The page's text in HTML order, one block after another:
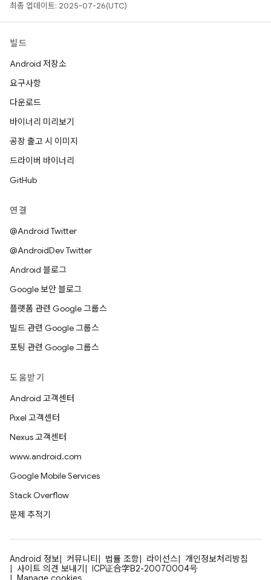
최종 업데이트: 2025-07-26(UTC)
빌드
Android 저장소
요구사항
다운로드
바이너리 미리보기
공장 출고 시 이미지
드라이버 바이너리
GitHub
연결
@Android Twitter
@AndroidDev Twitter
Android 블로그
Google 보안 블로그
플랫폼 관련 Google 그룹스
빌드 관련 Google 그룹스
포팅 관련 Google 그룹스
도움받기
Android 고객센터
Pixel 고객센터
Nexus 고객센터
www.android.com
Google Mobile Services
Stack Overflow
문제 추적기
Android 정보 커뮤니티 법률 조항 라이선스
개인정보처리방침
사이트 의견 보내기
ICP证合字B2-20070004号